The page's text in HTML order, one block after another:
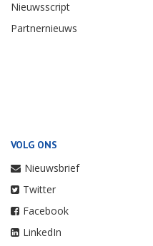
Nieuwsscript
Partnernieuws
VOLG ONS
Nieuwsbrief
Twitter
Facebook
LinkedIn